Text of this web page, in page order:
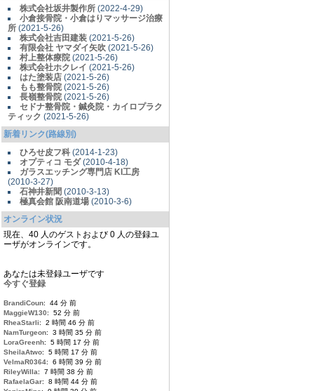
株式会社坂井製作所 (2022-4-29)
小倉接骨院・小倉はりマッサージ治療
所 (2021-5-26)
株式会社吉田建装 (2021-5-26)
有限会社 ヤマダイ矢吹 (2021-5-26)
村上整体療院 (2021-5-26)
株式会社ホクレイ (2021-5-26)
はた塗装店 (2021-5-26)
もも整骨院 (2021-5-26)
長嶺整骨院 (2021-5-26)
セドナ整骨院・鍼灸院・カイロプラク
ティック (2021-5-26)
新着リンク(路線別)
ひろせ皮フ科 (2014-1-23)
オプティコ モダ(2010-4-18)
ガラスエッチング専門店 KI工房
(2010-3-27)
石神井新聞 (2010-3-13)
極真会館 阪南道場 (2010-3-6)
オンライン状況
現在、40 人のゲストおよび 0 人の登録ユ
ーザがオンラインです。
あなたは未登録ユーザです
今すぐ登録
BrandiCoun: 44 分 前
MaggieW130: 52 分 前
RheaStarli: 2 時間 46 分 前
NamTurgeon: 3 時間 35 分 前
LoraGreenh: 5 時間 17 分 前
SheilaAtwo: 5 時間 17 分 前
VelmaR0364: 6 時間 39 分 前
RileyWilla: 7 時間 38 分 前
RafaelaGar: 8 時間 44 分 前